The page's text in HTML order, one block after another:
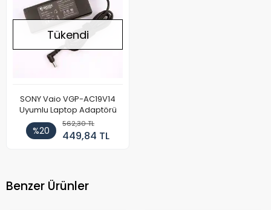
Tükendi
SONY Vaio VGP-AC19V14
Uyumlu Laptop Adaptörü
%20
562,30 TL
449,84 TL
Benzer Ürünler